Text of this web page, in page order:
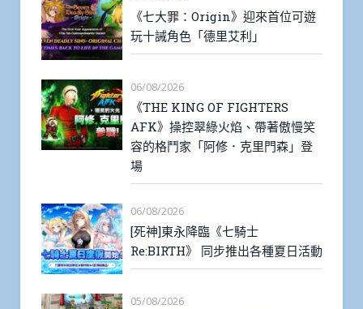
《七大罪：Origin》迎來首位可遊
玩十誡角色「德里艾利」
06/08/2026
《THE KING OF FIGHTERS
AFK》操控翠綠火焰、帶著傲慢笑
容的格鬥家「阿修．克里門森」登
場
06/08/2026
[死神]東永降臨《七騎士
Re:BIRTH》 同步推出各種夏日活動
05/08/2026